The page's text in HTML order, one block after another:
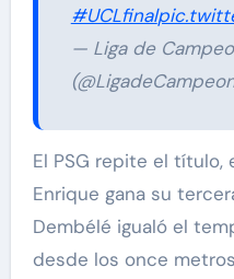
#UCLfinal
— Liga de
El PSG repite el título,
Enrique gana su
Dembélé igualó el
desde los once